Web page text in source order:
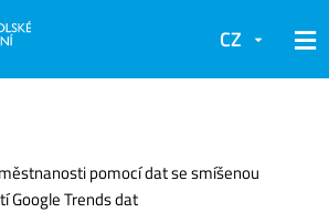
CZ
pomocí dat se smíšenou
Google Trends dat